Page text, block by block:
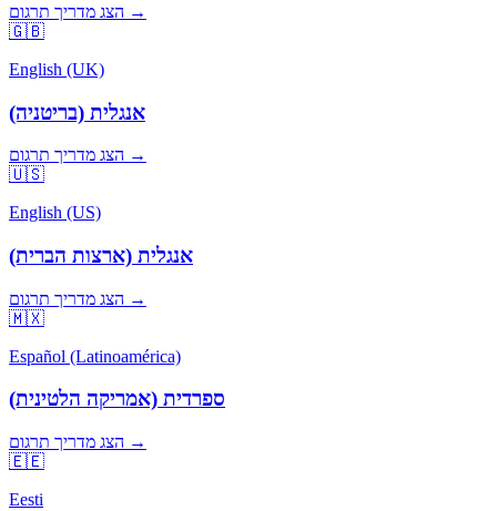
הצג מדריך תרגום →
🇬🇧
English (UK)
אנגלית (בריטניה)
הצג מדריך תרגום →
🇺🇸
English (US)
אנגלית (ארצות הברית)
הצג מדריך תרגום →
🇲🇽
Español (Latinoamérica)
ספרדית (אמריקה הלטינית)
הצג מדריך תרגום →
🇪🇪
Eesti